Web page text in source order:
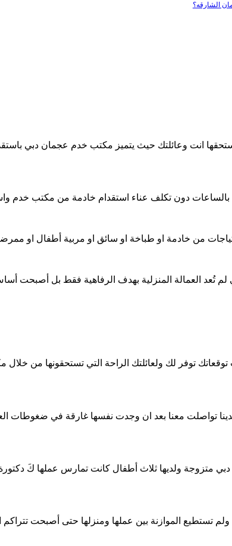
الشارقه؟
انت وعائلتك حيث يتميز مكتب خدم عجمان دبي
دون تكلف عناء استقدام خادمة من مكتب خدم
من خادمة او طباخة او سائق او مربية أطفال او
تُعد العمالة المنزلية بهدف الرفاهية فقط بل أصبحت
توفر لك ولعائلتك الراحة التي تستحقونها من
تواصلت معنا بعد ان وجدت نفسها غارقة في ضغوطات
متزوجة ولديها ثلاث أطفال كانت تمارس عملها كَ
تستطيع الموازنة بين عملها ومنزلها حتى أصبحت تتراكم